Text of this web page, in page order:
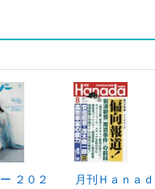
２０２
月刊Ｈａｎａｄ